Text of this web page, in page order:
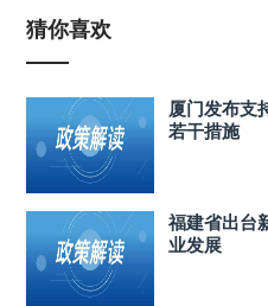
猜你喜欢
厦门发布支
若干措施
福建省出台
业发展